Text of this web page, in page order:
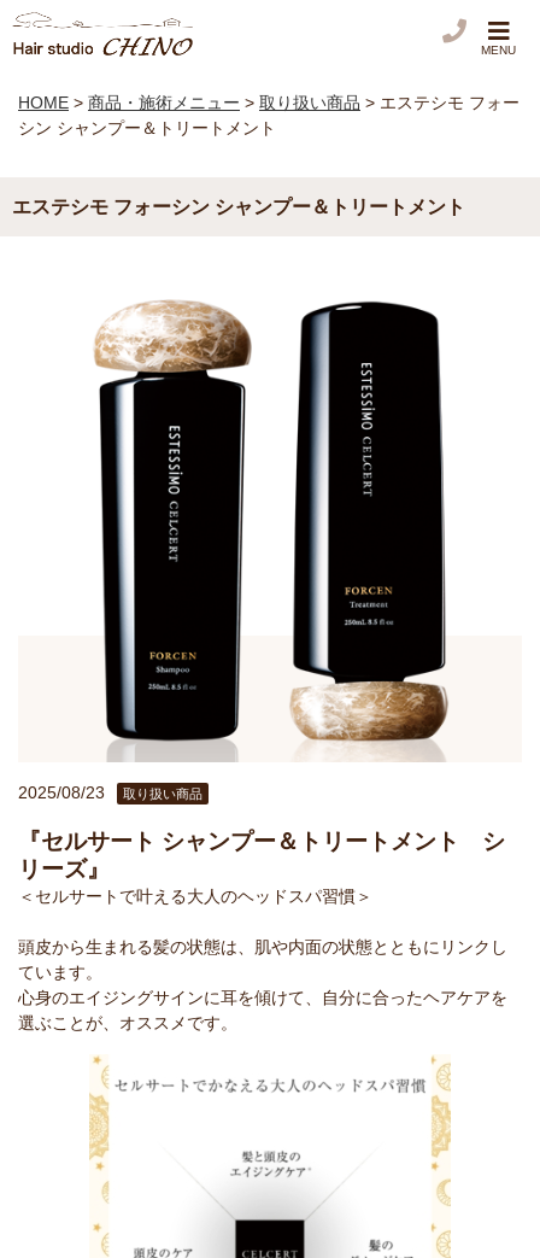
MENU
HOME > 商品・施術メニュー > 取り扱い商品 > エステシモ フォー
シン シャンプー＆トリートメント
エステシモ フォーシン シャンプー＆トリートメント
2025/08/23 取り扱い商品
『セルサート シャンプー＆トリートメント シ
リーズ』
＜セルサートで叶える大人のヘッドスパ習慣＞
頭皮から生まれる髪の状態は、肌や内面の状態とともにリンクし
ています。
心身のエイジングサインに耳を傾けて、自分に合ったヘアケアを
選ぶことが、オススメです。